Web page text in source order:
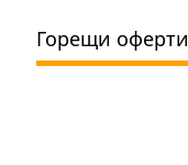
Горещи оферти